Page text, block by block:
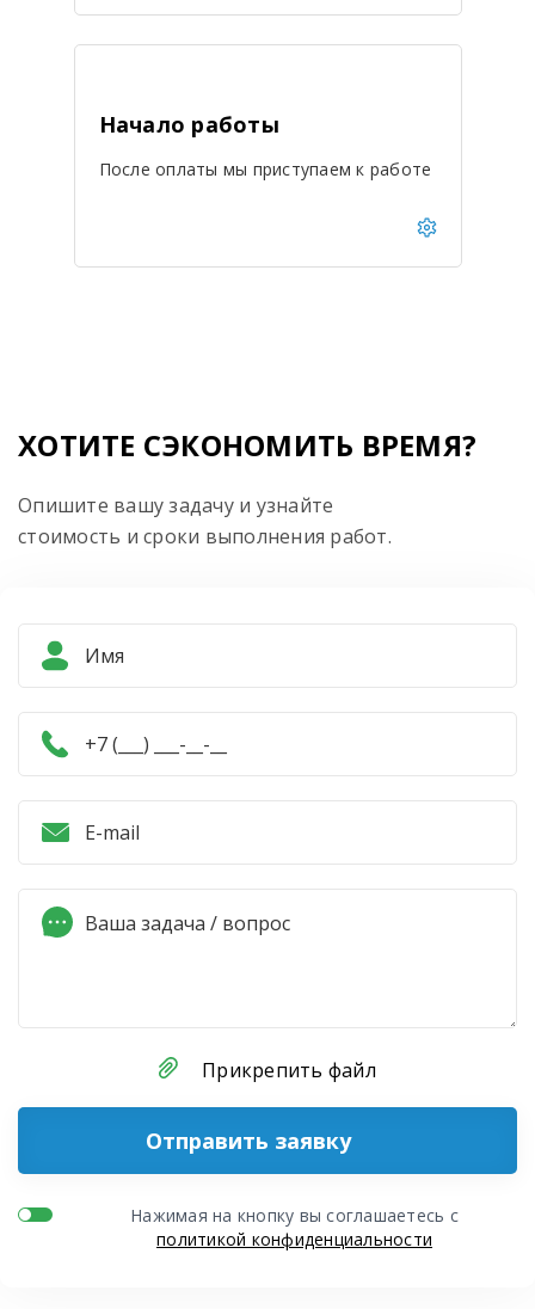
Начало работы
После оплаты мы приступаем к работе
ХОТИТЕ СЭКОНОМИТЬ ВРЕМЯ?
Опишите вашу задачу и узнайте
стоимость и сроки выполнения работ.
Прикрепить файл
Отправить заявку
Нажимая на кнопку вы соглашаетесь с
политикой конфиденциальности